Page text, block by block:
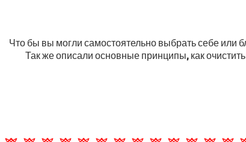
Что бы вы могли самостоятельно выбрать себе или
Так же описали основные принципы, как